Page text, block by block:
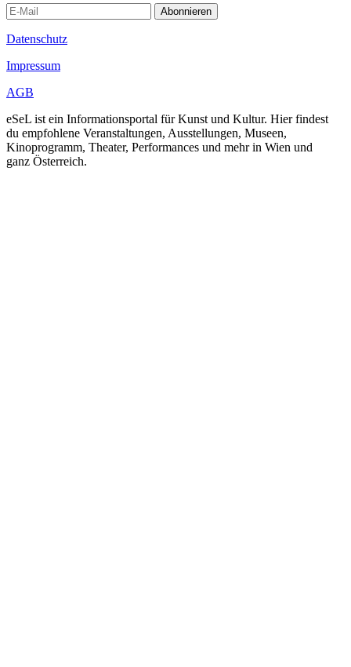
Abonnieren
Datenschutz
Impressum
AGB
eSeL ist ein Informationsportal für Kunst und Kultur. Hier findest
du empfohlene Veranstaltungen, Ausstellungen, Museen,
Kinoprogramm, Theater, Performances und mehr in Wien und
ganz Österreich.